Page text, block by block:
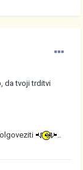
da tvoji trditvi